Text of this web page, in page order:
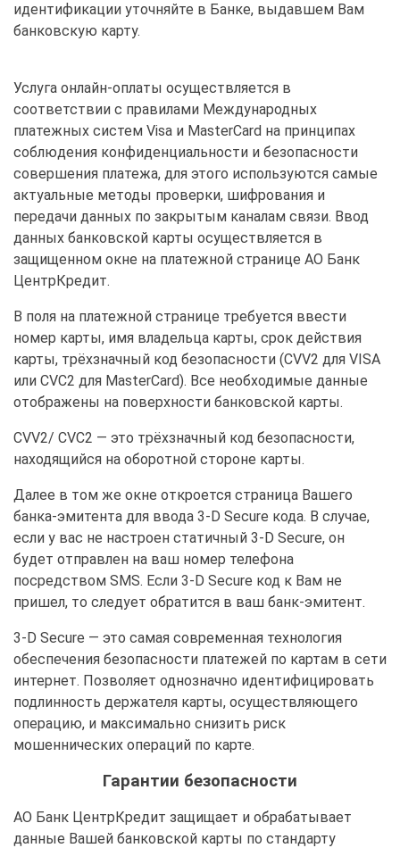
идентификации уточняйте в Банке, выдавшем Вам
банковскую карту.
Услуга онлайн-оплаты осуществляется в
соответствии с правилами Международных
платежных систем Visa и MasterCard на принципах
соблюдения конфиденциальности и безопасности
совершения платежа, для этого используются самые
актуальные методы проверки, шифрования и
передачи данных по закрытым каналам связи. Ввод
данных банковской карты осуществляется в
защищенном окне на платежной странице АО Банк
ЦентрКредит.
В поля на платежной странице требуется ввести
номер карты, имя владельца карты, срок действия
карты, трёхзначный код безопасности (CVV2 для VISA
или CVC2 для MasterCard). Все необходимые данные
отображены на поверхности банковской карты.
CVV2/ CVC2 — это трёхзначный код безопасности,
находящийся на оборотной стороне карты.
Далее в том же окне откроется страница Вашего
банка-эмитента для ввода 3-D Secure кода. В случае,
если у вас не настроен статичный 3-D Secure, он
будет отправлен на ваш номер телефона
посредством SMS. Если 3-D Secure код к Вам не
пришел, то следует обратится в ваш банк-эмитент.
3-D Secure — это самая современная технология
обеспечения безопасности платежей по картам в сети
интернет. Позволяет однозначно идентифицировать
подлинность держателя карты, осуществляющего
операцию, и максимально снизить риск
мошеннических операций по карте.
Гарантии безопасности
АО Банк ЦентрКредит защищает и обрабатывает
данные Вашей банковской карты по стандарту